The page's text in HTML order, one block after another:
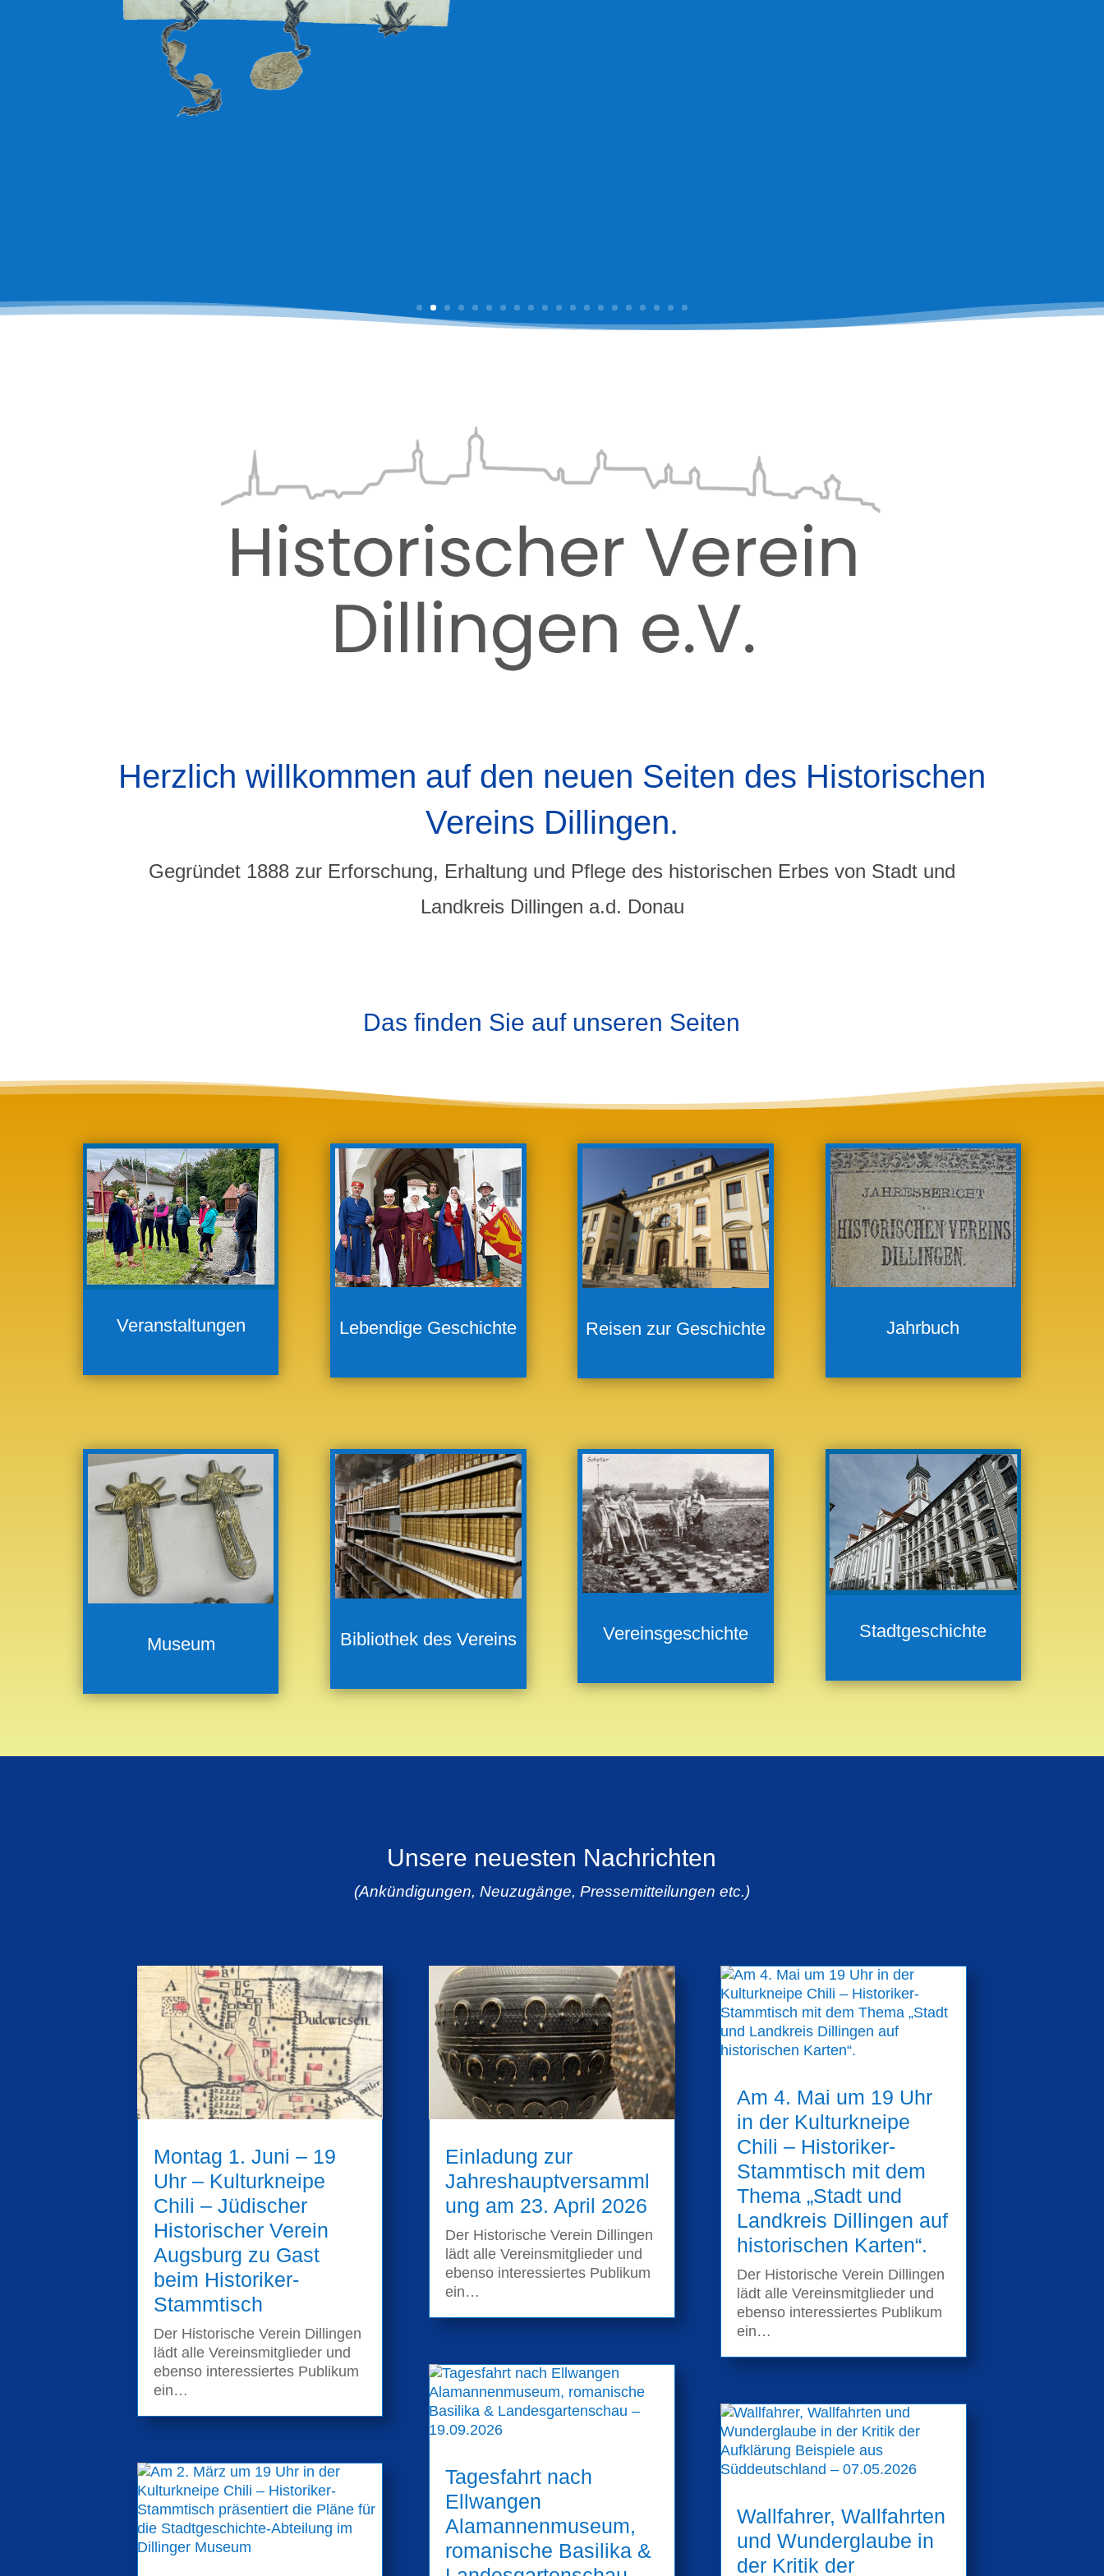
Herzlich willkommen auf den neuen Seiten des Historischen
Vereins Dillingen.
Gegründet 1888 zur Erforschung, Erhaltung und Pflege des historischen Erbes von Stadt und
Landkreis Dillingen a.d. Donau
Das finden Sie auf unseren Seiten
Veranstaltungen Lebendige Geschichte Reisen zur Geschichte Jahrbuch
Museum Bibliothek des Vereins Vereinsgeschichte Stadtgeschichte
Unsere neuesten Nachrichten
(Ankündigungen, Neuzugänge, Pressemitteilungen etc.)
Montag 1. Juni – 19
Uhr – Kulturkneipe
Chili – Jüdischer
Historischer Verein
Augsburg zu Gast
beim Historiker-
Stammtisch
Der Historische Verein Dillingen
lädt alle Vereinsmitglieder und
ebenso interessiertes Publikum
ein…
Einladung zur
Jahreshauptversamml
ung am 23. April 2026
Der Historische Verein Dillingen
lädt alle Vereinsmitglieder und
ebenso interessiertes Publikum
ein…
Tagesfahrt nach
Ellwangen
Alamannenmuseum,
romanische Basilika &
Am 4. Mai um 19 Uhr
in der Kulturkneipe
Chili – Historiker-
Stammtisch mit dem
Thema „Stadt und
Landkreis Dillingen auf
historischen Karten“.
Der Historische Verein Dillingen
lädt alle Vereinsmitglieder und
ebenso interessiertes Publikum
ein…
Wallfahrer, Wallfahrten
und Wunderglaube in
der Kritik der